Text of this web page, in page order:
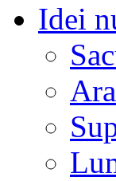
Idei